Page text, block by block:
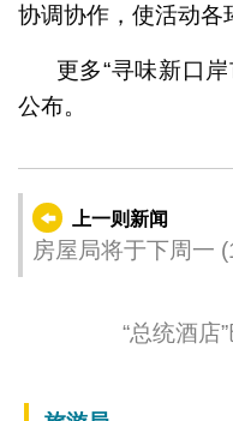
协调协作，使活动各
更多“寻味新口
公布。
上一则新闻
房屋局将于下周一
“总统酒店